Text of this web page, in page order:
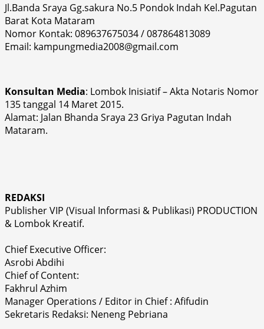
Jl.Banda Sraya Gg.sakura No.5 Pondok Indah Kel.Pagutan
Barat Kota Mataram
Nomor Kontak: 089637675034 / 087864813089
Email: kampungmedia2008@gmail.com
Konsultan Media: Lombok Inisiatif – Akta Notaris Nomor
135 tanggal 14 Maret 2015.
Alamat: Jalan Bhanda Sraya 23 Griya Pagutan Indah
Mataram.
REDAKSI
Publisher VIP (Visual Informasi & Publikasi) PRODUCTION
& Lombok Kreatif.
Chief Executive Officer:
Asrobi Abdihi
Chief of Content:
Fakhrul Azhim
Manager Operations / Editor in Chief : Afifudin
Sekretaris Redaksi: Neneng Pebriana